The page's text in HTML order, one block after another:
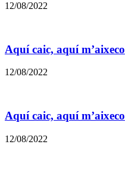
12/08/2022
Aquí caic, aquí m’aixeco
12/08/2022
Aquí caic, aquí m’aixeco
12/08/2022